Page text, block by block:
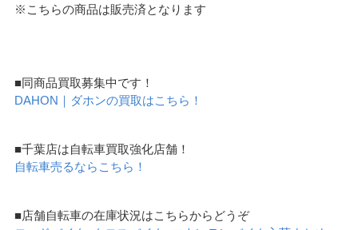
※こちらの商品は販売済となります
■同商品買取募集中です！
DAHON｜ダホンの買取はこちら！
■千葉店は自転車買取強化店舗！
自転車売るならこちら！
■店舗自転車の在庫状況はこちらからどうぞ